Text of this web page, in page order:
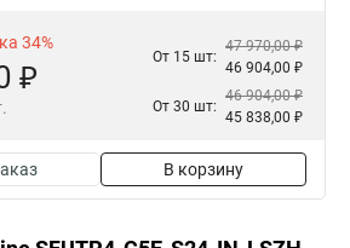
34%
₽
От 15 шт:
47 970,00 ₽
46 904,00 ₽
От 30 шт:
46 904,00 ₽
45 838,00 ₽
В корзину